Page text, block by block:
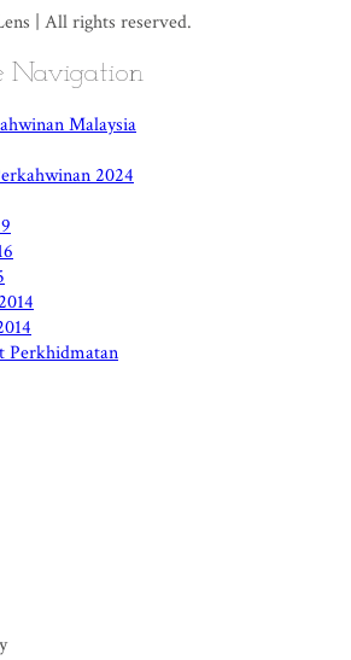
| All rights reserved.
Navigation
Malaysia
2024
Perkhidmatan